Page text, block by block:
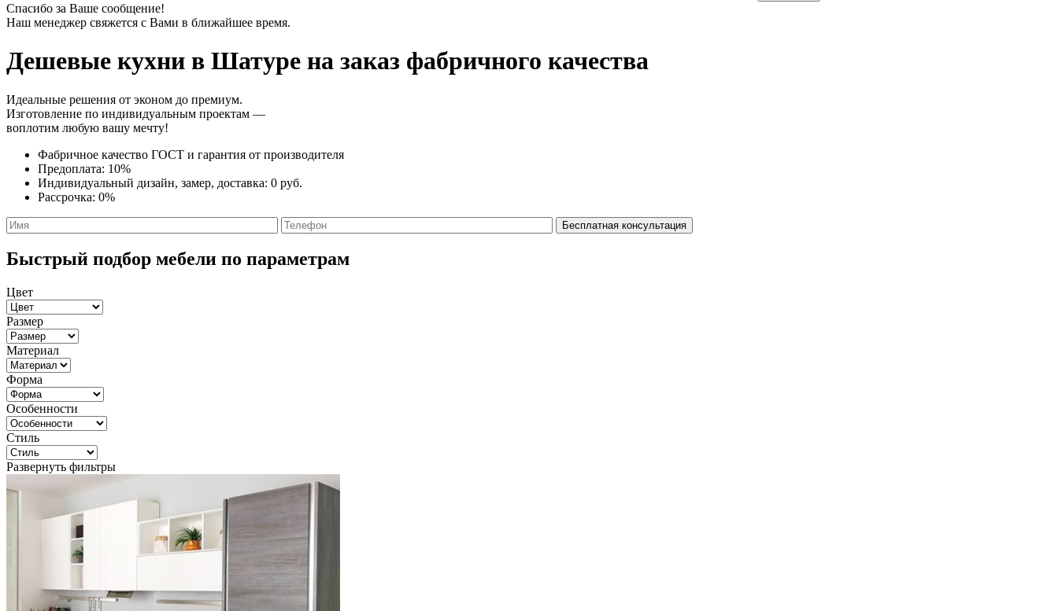
Спасибо за Ваше сообщение!
Наш менеджер свяжется с Вами в ближайшее время.
Дешевые кухни в Шатуре на заказ фабричного качества
Идеальные решения от эконом до премиум.
Изготовление по индивидуальным проектам —
воплотим любую вашу мечту!
Фабричное качество ГОСТ и гарантия от производителя
Предоплата: 10%
Индивидуальный дизайн, замер, доставка: 0 руб.
Рассрочка: 0%
Быстрый подбор мебели по параметрам
Цвет
Размер
Материал
Форма
Особенности
Стиль
Развернуть фильтры